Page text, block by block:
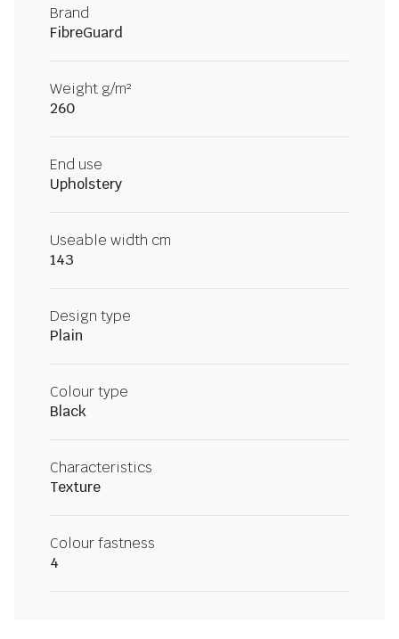
Brand
FibreGuard
Weight g/m²
260
End use
Upholstery
Useable width cm
143
Design type
Plain
Colour type
Black
Characteristics
Texture
Colour fastness
4